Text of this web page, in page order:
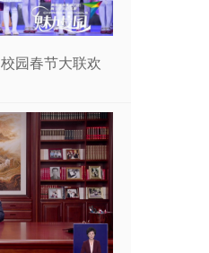
园春节大联欢